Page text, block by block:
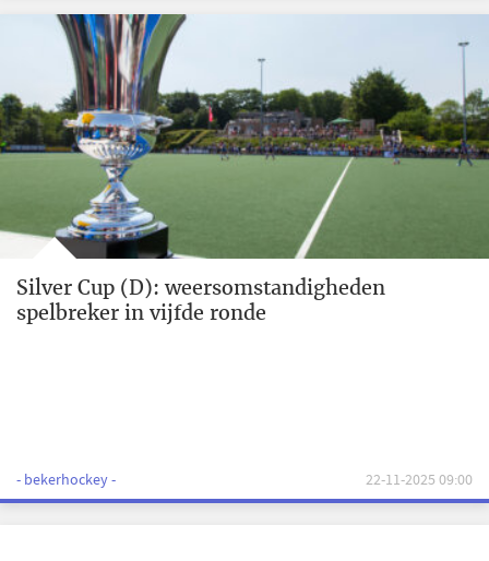
Silver Cup (D): weersomstandigheden
spelbreker in vijfde ronde
- bekerhockey - 22-11-2025 09:00